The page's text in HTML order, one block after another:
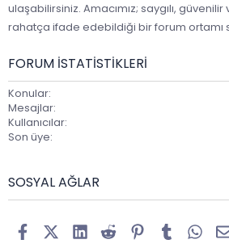
ulaşabilirsiniz. Amacımız; saygılı,
rahatça ifade edebildiği bir forum ortamı
FORUM ISTATISTIKLERI
Konular
Mesajlar
Kullanıcılar
Son üye
SOSYAL AĞLAR
FacebookX (Twitter)
LinkedIn
Reddit Pinterest
Tumblr